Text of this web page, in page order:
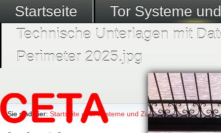
Startseite
Tor Systeme
Technische Unterlagen mit
Perimeter 2025.jpg
Sie sind hier: Startseite › Tor Systeme und Zubehör ›Teleskop